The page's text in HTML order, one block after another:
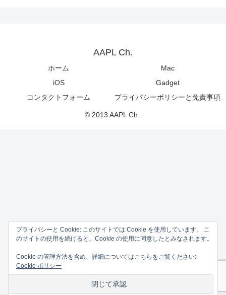
AAPL Ch.
ホーム
Mac
iOS
Gadget
コンタクトフォーム
プライバシーポリシーと免責事項
© 2013 AAPL Ch..
プライバシーと Cookie: このサイトでは Cookie を使用しています。 こ
のサイトの使用を続けると、Cookie の使用に同意したとみなされます。
Cookie の管理方法を含め、詳細についてはこちらをご覧ください:
Cookie ポリシー